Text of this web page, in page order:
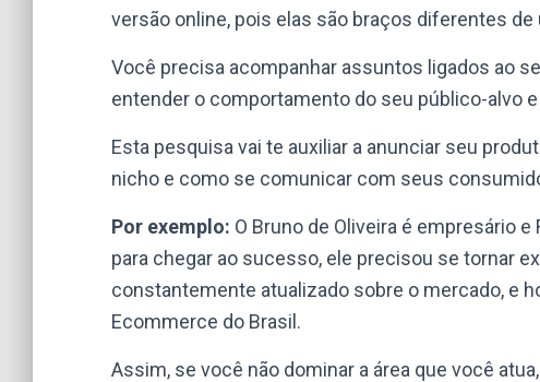
versão online, pois elas são braços diferentes
Você precisa acompanhar assuntos ligados ao
entender o comportamento do seu público-alvo
Esta pesquisa vai te auxiliar a anunciar seu
nicho e como se comunicar com seus
Por exemplo: O Bruno de Oliveira é empresário e
para chegar ao sucesso, ele precisou se tornar
constantemente atualizado sobre o mercado, e
Ecommerce do Brasil.
Assim, se você não dominar a área que você